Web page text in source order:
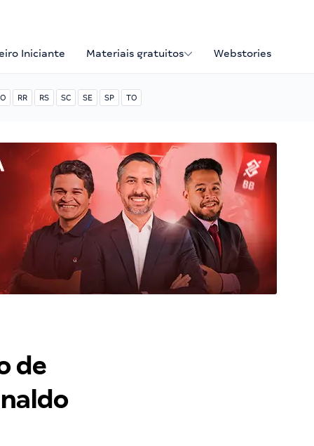
Iniciante Materiais gratuitos Webstories
RR RS SC SE SP TO
de